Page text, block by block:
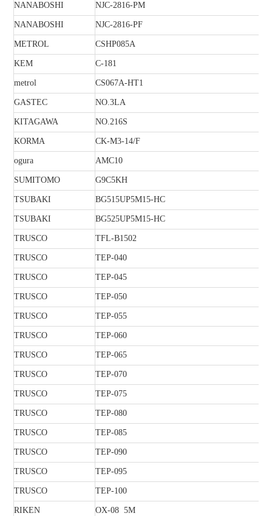
NANABOSHI NJC-2816-PM
NANABOSHI NJC-2816-PF
METROL CSHP085A
KEM C-181
metrol CS067A-HT1
GASTEC NO.3LA
KITAGAWA NO.216S
KORMA CK-M3-14/F
ogura AMC10
SUMITOMO G9C5KH
TSUBAKI BG515UP5M15-HC
TSUBAKI BG525UP5M15-HC
TRUSCO TFL-B1502
TRUSCO TEP-040
TRUSCO TEP-045
TRUSCO TEP-050
TRUSCO TEP-055
TRUSCO TEP-060
TRUSCO TEP-065
TRUSCO TEP-070
TRUSCO TEP-075
TRUSCO TEP-080
TRUSCO TEP-085
TRUSCO TEP-090
TRUSCO TEP-095
TRUSCO TEP-100
RIKEN OX-08 5M